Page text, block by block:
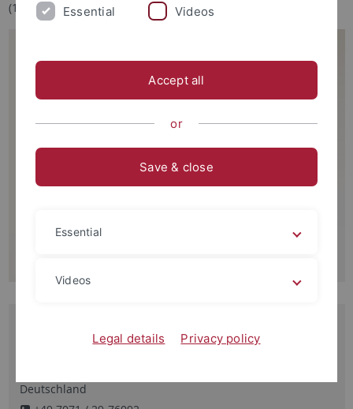
(1.10.2025 - 31.3.2027)
Wilhelmstraße 36 (Erdgeschoss, Zi. 12)
Deutschland
Essential Videos
Accept all
or
Save & close
Essential
Videos
Legal details Privacy policy